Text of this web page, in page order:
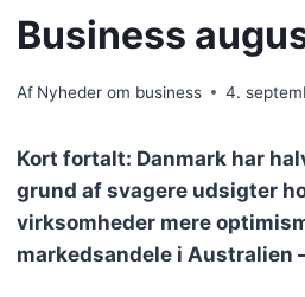
Business
Af Nyheder om business 4.
Kort fortalt: Danmark har
grund af svagere udsigter
virksomheder mere
markedsandele i